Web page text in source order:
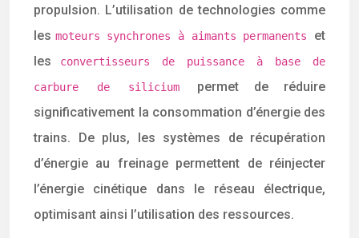
propulsion. L’utilisation de technologies comme
les moteurs synchrones à aimants permanents et
les
convertisseurs de puissance à base de
carbure de silicium permet de réduire
significativement la consommation d’énergie des
trains. De plus, les systèmes de récupération
d’énergie au freinage permettent de réinjecter
l’énergie cinétique dans le réseau électrique,
optimisant ainsi l’utilisation des ressources.